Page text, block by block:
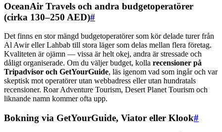
OceanAir Travels och andra budgetoperatörer
(cirka 130–250 AED)#
Det finns en stor mängd budgetoperatörer som kör delade turer från
Al Awir eller Lahbab till stora läger som delas mellan flera företag.
Kvaliteten är ojämn — vissa är helt okej, andra är stressade och
dåligt organiserade. Om du väljer budget, kolla recensioner på
Tripadvisor och GetYourGuide, läs igenom vad som ingår och var
skeptisk mot operatörer utan webbadress eller utan hundratals
recensioner. Roar Adventure Tourism, Desert Planet Tourism och
liknande namn kommer ofta upp.
Bokning via GetYourGuide, Viator eller Klook#